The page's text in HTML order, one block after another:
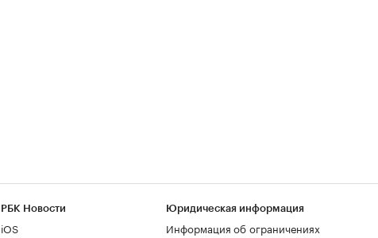
РБК Новости
iOS
Юридическая информация
Информация об ограничениях